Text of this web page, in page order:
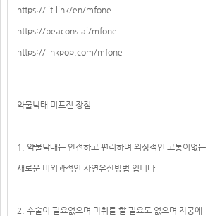
https://lit.link/en/mfone
https://beacons.ai/mfone
https://linkpop.com/mfone
약물낙태 미프진 장점
1. 약물낙태는 안전하고 편리하며 외상적인 고통이없는
새로운 비외과적인 자연유산방법 입니다
2. 수술이 필요없으며 마취를 할 필요도 없으며 자궁에